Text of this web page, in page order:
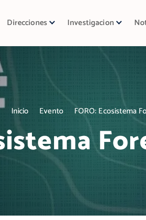
Direcciones Investigacion
Inicio Evento FORO: Ecosistema